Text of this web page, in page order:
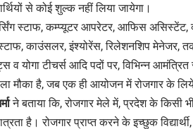
से कोई शुल्क नहीं लिया जायेगा।
स्टाफ, कम्प्यूटर आपरेटर, आफिस
स्टाफ, काउंसलर, इंश्योरेंस, रिलेशनशिप मेनेजर,
व योगा टीचर्स आदि पदों पर, विभिन्न
मौका है, जब एक ही आयोजन में रोजगार के
ने बताया कि, रोजगार मेले में, प्रदेश के किसी
पात्रता है। रोजगार प्राप्त करने के इच्छुक